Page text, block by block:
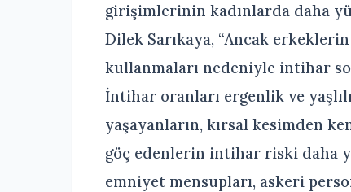
girişimlerinin kadınlarda daha
Dilek Sarıkaya, “Ancak
kullanmaları nedeniyle intihar
İntihar oranları ergenlik ve
yaşayanların, kırsal kesimden
göç edenlerin intihar riski daha
emniyet mensupları, askeri